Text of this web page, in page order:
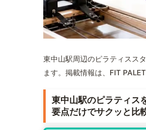
東中山駅周辺のピラティスス
ます。掲載情報は、FIT
東中山駅のピラティス
要点だけでサクッと比